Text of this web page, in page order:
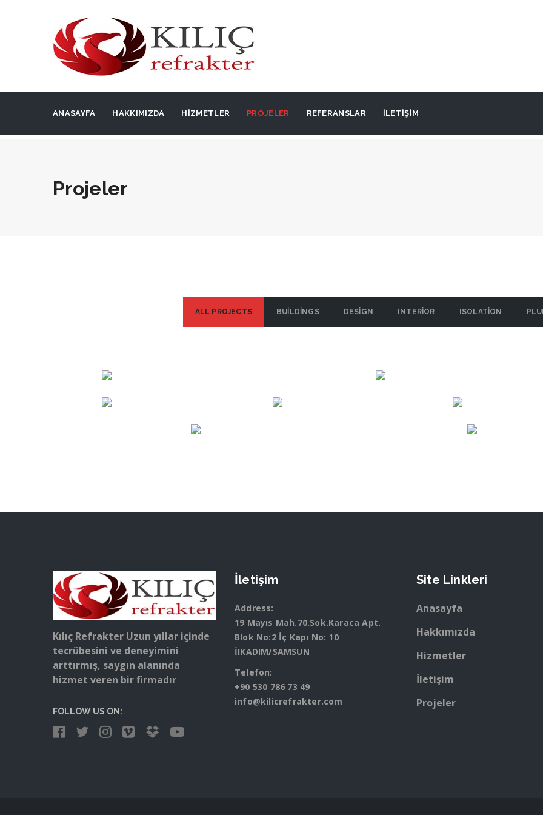
ANASAYFA HAKKIMIZDA HIZMETLER PROJELER REFERANSLAR İLETIŞIM
Projeler
ALL PROJECTS BUILDINGS DESIGN INTERIOR ISOLATION
Palais Royale World Crest
Planet Godrej Marathon Futurex Tirumala Habitats
Vasant Polaris Le Palazzo
Kılıç Refrakter Uzun yıllar içinde
tecrübesini ve deneyimini
arttırmış, saygın alanında
hizmet veren bir firmadır
FOLLOW US ON:
İletişim
Address:
19 Mayıs Mah.70.Sok.Karaca Apt.
Blok No:2 İç Kapı No: 10
İIKADIM/SAMSUN
Telefon:
+90 530 786 73 49
info@kilicrefrakter.com
Site Linkleri
Anasayfa
Hakkımızda
Hizmetler
İletişim
Projeler